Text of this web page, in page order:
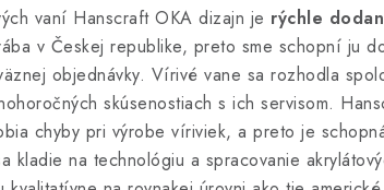
vaní Hanscraft OKA dizajn je rýchle
v Českej republike, preto sme schopní ju
objednávky. Vírivé vane sa rozhodla
skúsenostiach s ich servisom.
chyby pri výrobe víriviek, a preto je
kladie na technológiu a spracovanie